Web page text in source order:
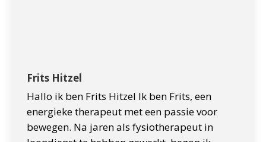
Frits Hitzel
Hallo ik ben Frits Hitzel Ik ben Frits, een
energieke therapeut met een passie voor
bewegen. Na jaren als fysiotherapeut in